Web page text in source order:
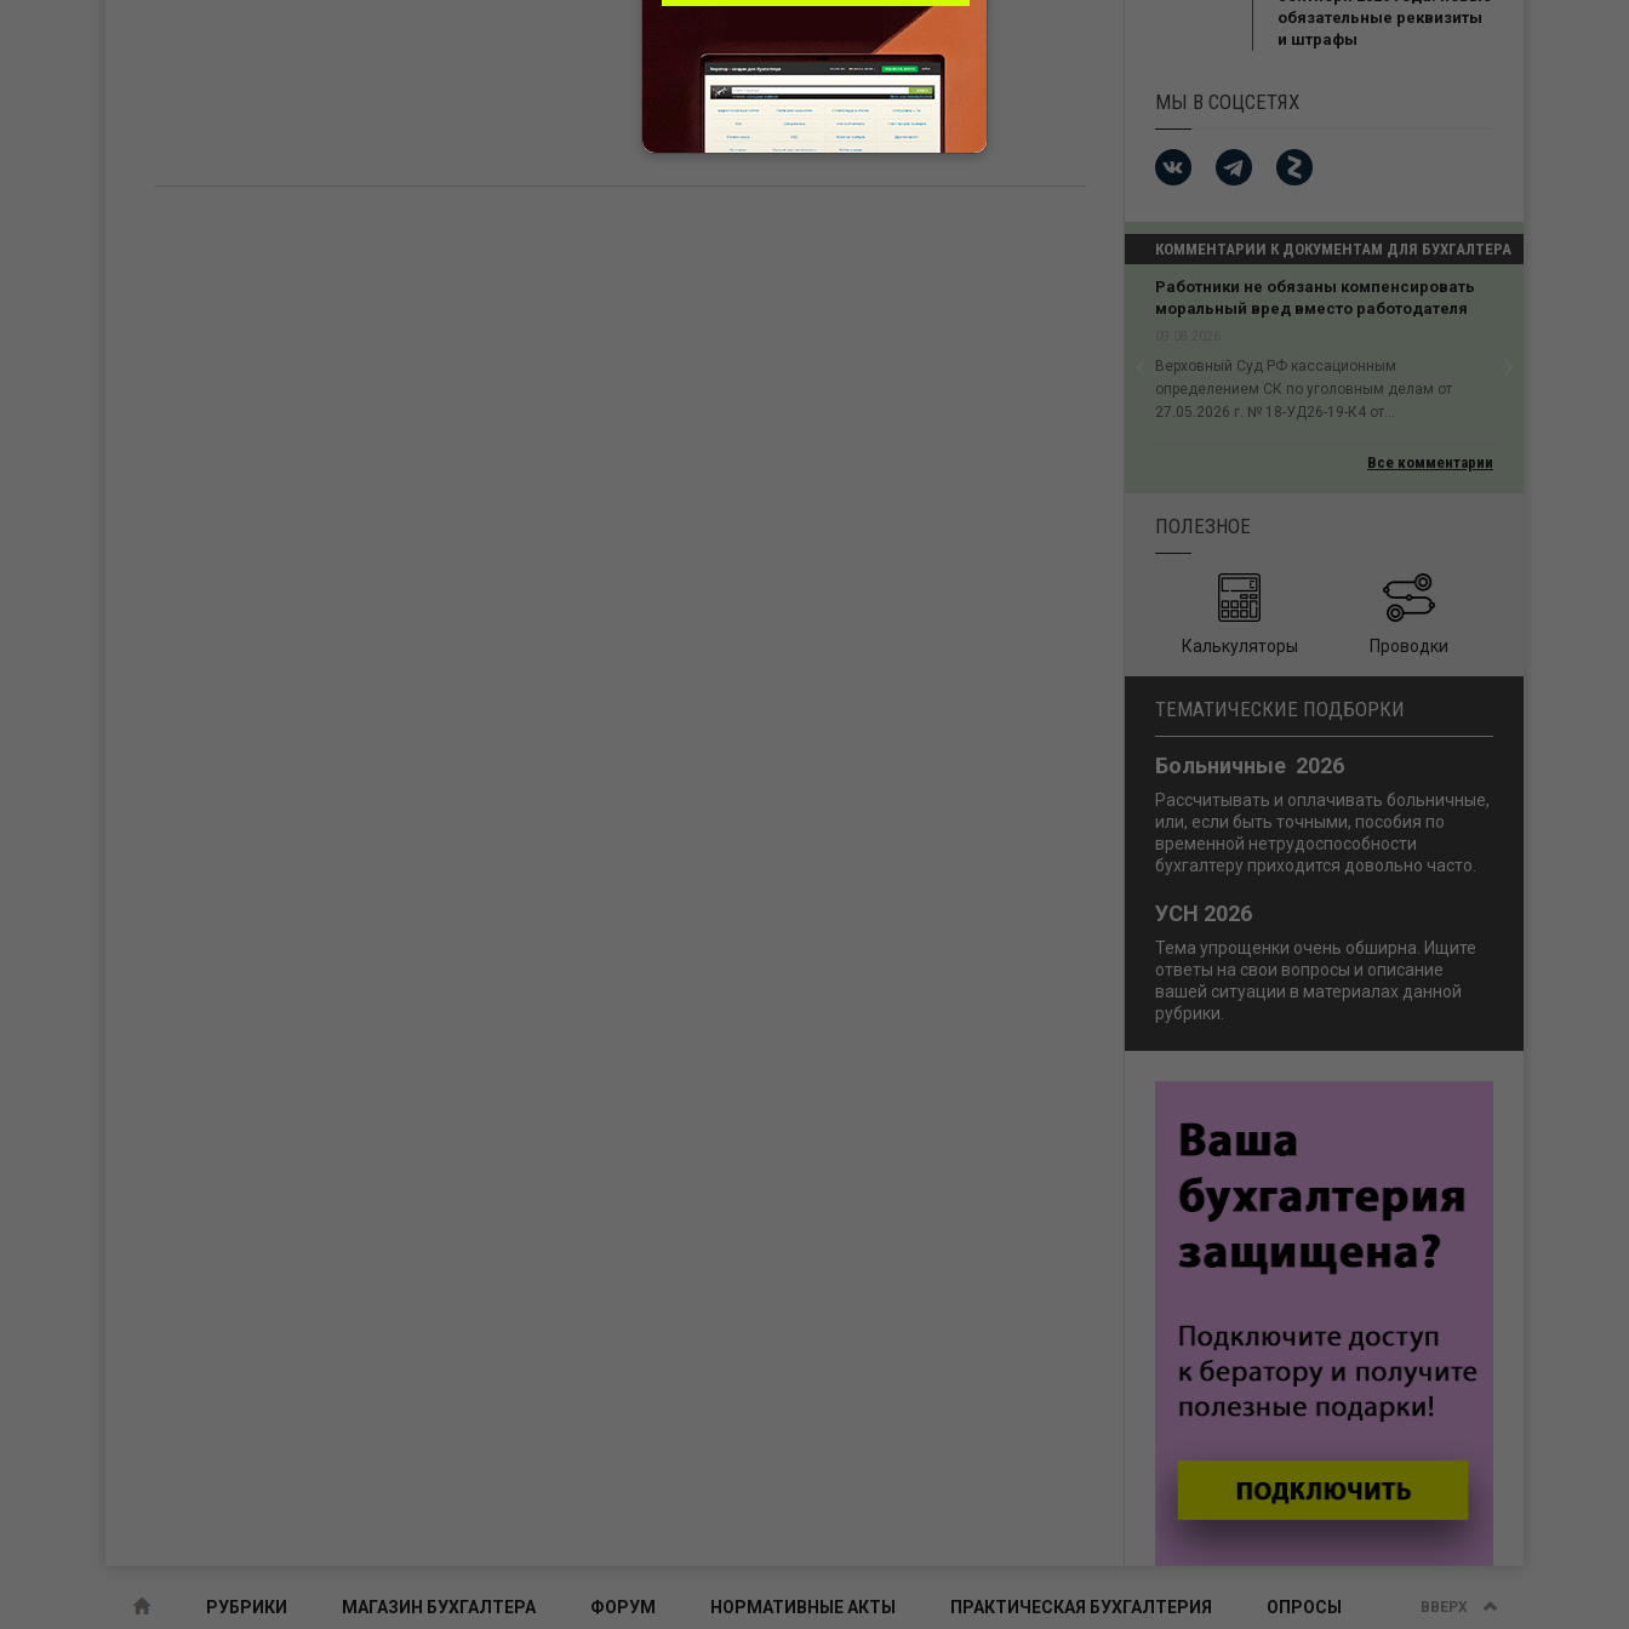
обязательные реквизиты
и штрафы
МЫ В СОЦСЕТЯХ
КОММЕНТАРИИ К ДОКУМЕНТАМ ДЛЯ БУХГАЛТЕРА
Работники не обязаны компенсировать
моральный вред вместо работодателя
Верховный Суд РФ кассационным
определением СК по уголовным делам от
27.05.2026 г. № 18-УД26-19-К4 от...
Previous
Все комментарии
ПОЛЕЗНОЕ
Калькуляторы Проводки
ТЕМАТИЧЕСКИЕ ПОДБОРКИ
Больничные 2026
Рассчитывать и оплачивать больничные,
или, если быть точными, пособия по
временной нетрудоспособности
бухгалтеру приходится довольно часто.
УСН 2026
Тема упрощенки очень обширна. Ищите
ответы на свои вопросы и описание
вашей ситуации в материалах данной
рубрики.
РУБРИКИ МАГАЗИН БУХГАЛТЕРА ФОРУМ НОРМАТИВНЫЕ АКТЫ ПРАКТИЧЕСКАЯ БУХГАЛТЕРИЯ ОПРОСЫ ВВЕРХ